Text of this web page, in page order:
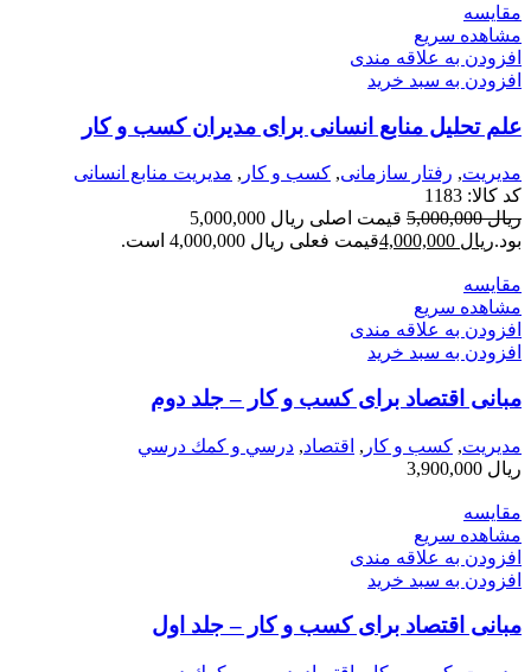
مقایسه
مشاهده سریع
افزودن به علاقه مندی
افزودن به سبد خرید
علم تحلیل منابع انسانی برای مدیران کسب و کار
مديريت, رفتار سازمانی, کسب و کار , مدیریت منابع انسانی
کد کالا: 1183
ریال5,000,000
قیمت اصلی ریال 5,000,000
بود.ریال قیمت فعلی ریال 4,000,000 است.
مقایسه
مشاهده سریع
افزودن به علاقه مندی
افزودن به سبد خرید
مبانی اقتصاد برای کسب و کار – جلد دوم
مديريت, کسب و کار , اقتصاد, درسي و كمك درسي
ریال
مقایسه
مشاهده سریع
افزودن به علاقه مندی
افزودن به سبد خرید
مبانی اقتصاد برای کسب و کار – جلد اول